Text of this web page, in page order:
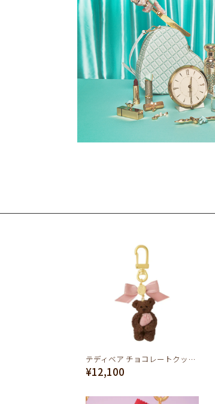
テディベア チョコレートクッキー キーホルダー（ストロベリー）
¥12,100